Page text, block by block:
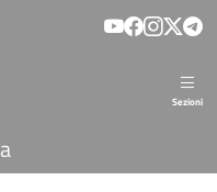
Sezioni